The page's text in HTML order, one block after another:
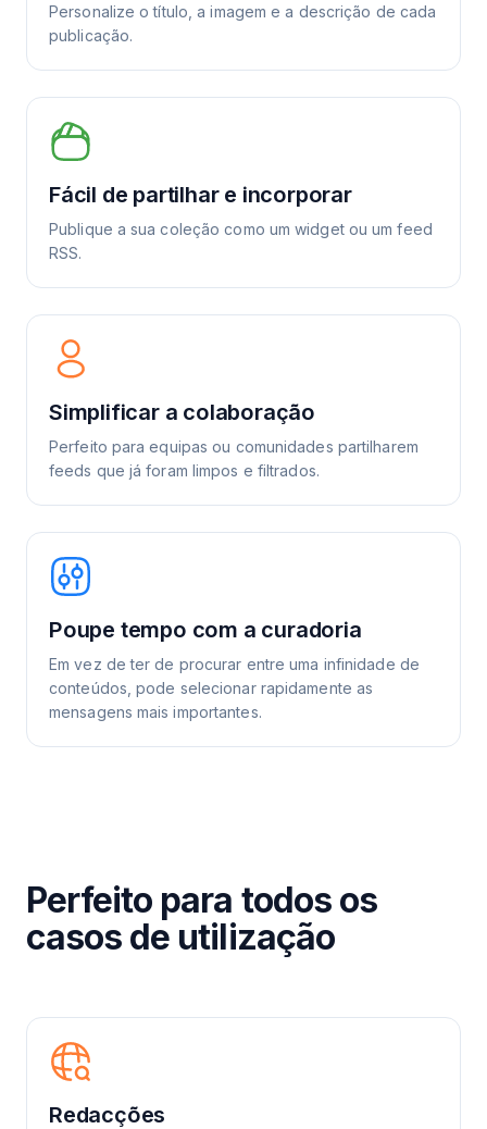
Personalize o título, a imagem e a descrição de cada
publicação.
Fácil de partilhar e incorporar
Publique a sua coleção como um widget ou um feed
RSS.
Simplificar a colaboração
Perfeito para equipas ou comunidades partilharem
feeds que já foram limpos e filtrados.
Poupe tempo com a curadoria
Em vez de ter de procurar entre uma infinidade de
conteúdos, pode selecionar rapidamente as
mensagens mais importantes.
Perfeito para todos os
casos de utilização
Redacções